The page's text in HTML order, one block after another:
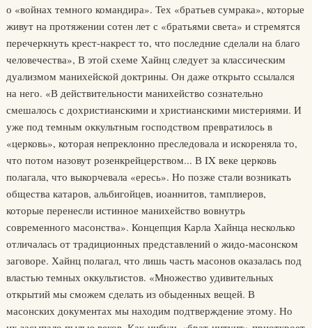
о «войнах темного командира». Тех «братьев сумрака», которые
живут на протяжении сотен лет с «братьями света» и стремятся
перечеркнуть крест-накрест то, что последние сделали на благо
человечества», В этой схеме Хайнц следует за классическим
дуализмом манихейской доктрины. Он даже открыто ссылался
на него. «В действительности манихейство сознательно
смешалось с дохристианскими и христианскими мистериями. И
уже под темным оккультным господством превратилось в
«церковь», которая непреклонно преследовала и искореняла то,
что потом назовут розенкрейцерством... В IX веке церковь
полагала, что выкорчевала «ересь». Но позже стали возникать
общества катаров, альбигойцев, иоаннитов, тамплиеров,
которые перенесли истинное манихейство вовнутрь
современного масонства». Концепция Карла Хайнца несколько
отличалась от традиционных представлений о жидо-масонском
заговоре. Хайнц полагал, что лишь часть масонов оказалась под
властью темных оккультистов. «Множество удивительных
открытий мы сможем сделать из обыденных вещей. В
масонских документах мы находим подтверждение этому. Но